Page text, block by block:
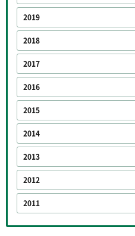
2019
2018
2017
2016
2015
2014
2013
2012
2011